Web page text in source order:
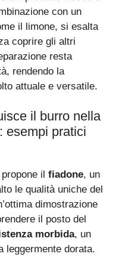
con un
il limone, si esalta
coprire gli altri
resta
rendendo la
attuale e versatile.
il burro nella
esempi pratici
il fiadone, un
le qualità uniche del
dimostrazione
il posto del
morbida, un
leggermente dorata.